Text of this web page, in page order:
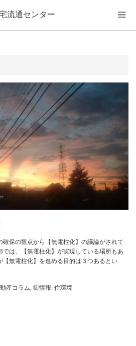
流通センター
保の観点から【無電柱化】の議論がされて
では、【無電柱化】が実現している場所もあ
【無電柱化】を進める目的は３つあるとい
産コラム, 街情報, 住環境